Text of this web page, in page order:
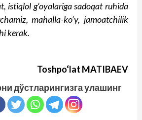
istiqlol g‘oyalariga sadoqat ruhida
mahalla-ko‘y, jamoatchilik
kerak.
Toshpo‘lat MATIBAEV
дўстларингизга улашинг